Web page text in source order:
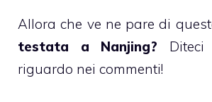
Allora che ve ne pare di
testata a Nanjing?
riguardo nei commenti!